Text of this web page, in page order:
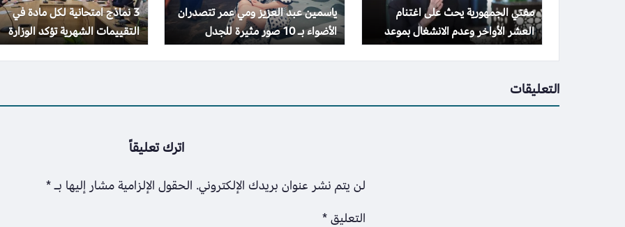
مفتي الجمهورية يحث على اغتنام
العشر الأواخر وعدم الانشغال بموعد
ليلة القدر
ياسمين عبد العزيز ومي عمر تتصدران
الأضواء بـ 10 صور مثيرة للجدل
3 نماذج امتحانية لكل مادة في
التقييمات الشهرية تؤكد الوزارة
إجراؤها في موعدها
التعليقات
اترك تعليقاً
لن يتم نشر عنوان بريدك الإلكتروني. الحقول الإلزامية مشار إليها بـ*
التعليق*